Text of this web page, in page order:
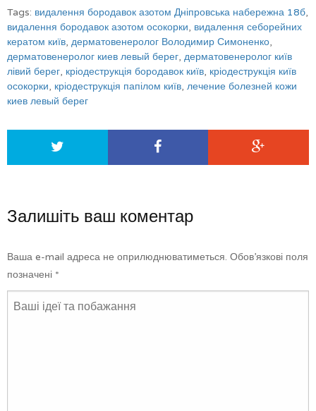
Tags: видалення бородавок азотом Дніпровська набережна 18б,
видалення бородавок азотом осокорки, видалення себорейних
кератом київ, дерматовенеролог Володимир Симоненко,
дерматовенеролог киев левый берег, дерматовенеролог київ
лівий берег, кріодеструкція бородавок київ, кріодеструкція київ
осокорки, кріодеструкція папілом київ, лечение болезней кожи
киев левый берег
Залишіть ваш коментар
Ваша e-mail адреса не оприлюднюватиметься. Обов’язкові поля
позначені *